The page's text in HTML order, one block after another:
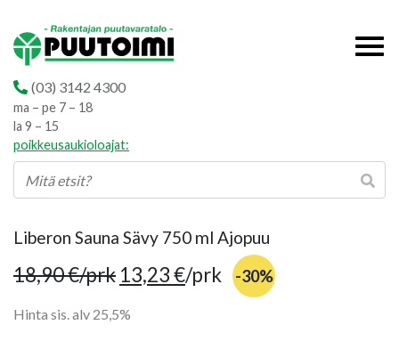
(03) 3142 4300
ma – pe 7 – 18
la 9 – 15
poikkeusaukioloajat:
Liberon Sauna Sävy 750 ml Ajopuu
18,90€/prk 13,23€/prk -30%
Hinta sis. alv 25,5%